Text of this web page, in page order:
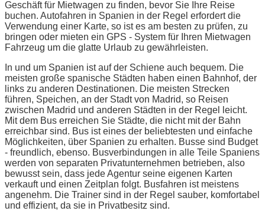
Geschäft für Mietwagen zu finden, bevor Sie Ihre Reise
buchen. Autofahren in Spanien in der Regel erfordert die
Verwendung einer Karte, so ist es am besten zu prüfen, zu
bringen oder mieten ein GPS - System für Ihren Mietwagen
Fahrzeug um die glatte Urlaub zu gewährleisten.
In und um Spanien ist auf der Schiene auch bequem. Die
meisten große spanische Städten haben einen Bahnhof, der
links zu anderen Destinationen. Die meisten Strecken
führen, Speichen, an der Stadt von Madrid, so Reisen
zwischen Madrid und anderen Städten in der Regel leicht.
Mit dem Bus erreichen Sie Städte, die nicht mit der Bahn
erreichbar sind. Bus ist eines der beliebtesten und einfache
Möglichkeiten, über Spanien zu erhalten. Busse sind Budget
- freundlich, ebenso. Busverbindungen in alle Teile Spaniens
werden von separaten Privatunternehmen betrieben, also
bewusst sein, dass jede Agentur seine eigenen Karten
verkauft und einen Zeitplan folgt. Busfahren ist meistens
angenehm. Die Trainer sind in der Regel sauber, komfortabel
und effizient, da sie in Privatbesitz sind.